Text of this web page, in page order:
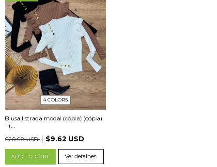
4 COLORS
Blusa listrada modal (cópia) (cópia)
- (...
$20.98 USD
$9.62 USD
ADD TO CART Ver detalhes